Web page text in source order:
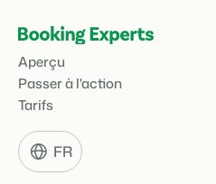
Aperçu
Passer à l'action
Tarifs
FR